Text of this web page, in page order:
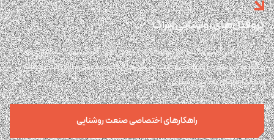
پروفیل‌های روشنایی ایراک
تبدیل چالش‌های صنایع در حوزه تولید پروفیل‌های آلومینیومی روشنایی به
محصولاتی نوین و منحصر به فرد با ویژگی‌های فنی سفارشی‌سازی شده مطابق با
استانداردهای صنایع روشنایی
راهکارهای اختصاصی صنعت روشنایی